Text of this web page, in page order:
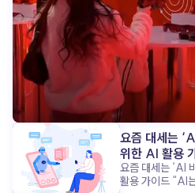
요즘 대세는
위한 AI 활용
요즘 대세는 ‘AI
활용 가이드 “AI는 어렵고 복잡해서 나랑은 안 맞아!”